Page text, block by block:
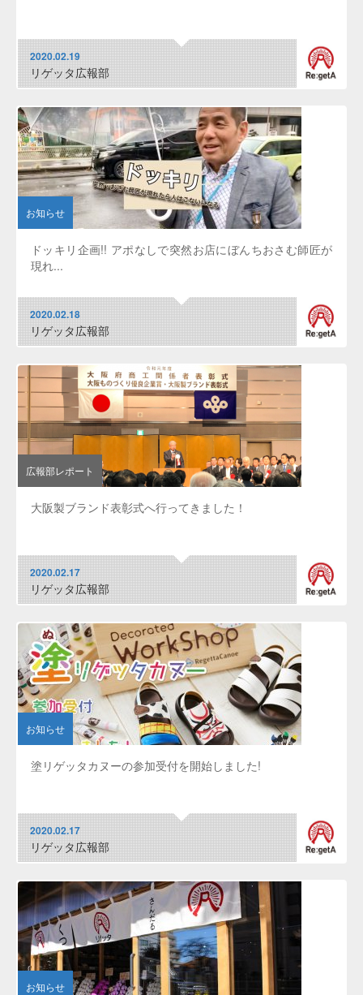
2020.02.19
リゲッタ広報部
お知らせ
ドッキリ企画!! アポなしで突然お店にぼんちおさむ師匠が
現れ...
2020.02.18
リゲッタ広報部
広報部レポート
大阪製ブランド表彰式へ行ってきました！
2020.02.17
リゲッタ広報部
お知らせ
塗リゲッタカヌーの参加受付を開始しました!
2020.02.17
リゲッタ広報部
お知らせ